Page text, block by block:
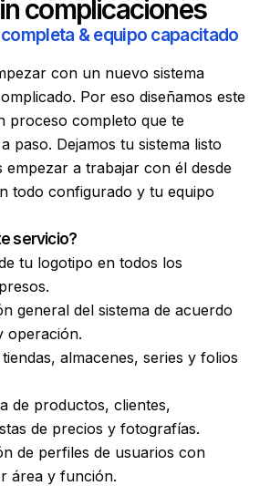
complicaciones
& equipo capacitado
con un nuevo sistema
Por eso diseñamos este
proceso completo que te
paso. Dejamos tu sistema listo
empezar a trabajar con él desde
todo configurado y tu equipo
servicio?
tu logotipo en todos los
general del sistema de acuerdo
operación.
almacenes, series y folios
de productos, clientes,
de precios y fotografías.
de perfiles de usuarios con
área y función.